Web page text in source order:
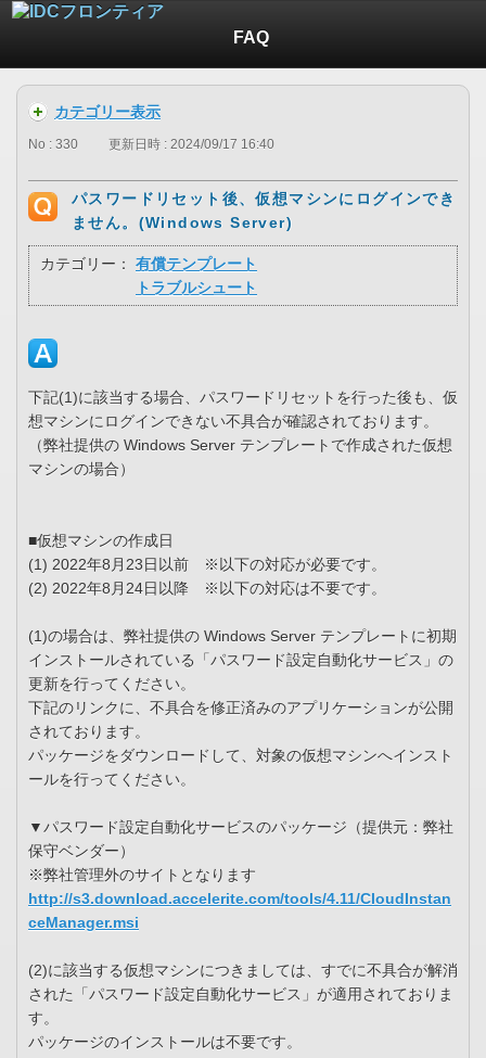
FAQ
カテゴリー表示
No : 330 更新日時 : 2024/09/17 16:40
パスワードリセット後、仮想マシンにログインでき
ません。(Windows Server)
カテゴリー：
有償テンプレート
トラブルシュート
下記(1)に該当する場合、パスワードリセットを行った後も、仮
想マシンにログインできない不具合が確認されております。
（弊社提供の Windows Server テンプレートで作成された仮想
マシンの場合）
■仮想マシンの作成日
(1) 2022年8月23日以前 ※以下の対応が必要です。
(2) 2022年8月24日以降 ※以下の対応は不要です。
(1)の場合は、弊社提供の Windows Server テンプレートに初期
インストールされている「パスワード設定自動化サービス」の
更新を行ってください。
下記のリンクに、不具合を修正済みのアプリケーションが公開
されております。
パッケージをダウンロードして、対象の仮想マシンへインスト
ールを行ってください。
▼パスワード設定自動化サービスのパッケージ（提供元：弊社
保守ベンダー）
※弊社管理外のサイトとなります
http://s3.download.accelerite.com/tools/4.11/CloudInstan
ceManager.msi
(2)に該当する仮想マシンにつきましては、すでに不具合が解消
された「パスワード設定自動化サービス」が適用されておりま
す。
パッケージのインストールは不要です。